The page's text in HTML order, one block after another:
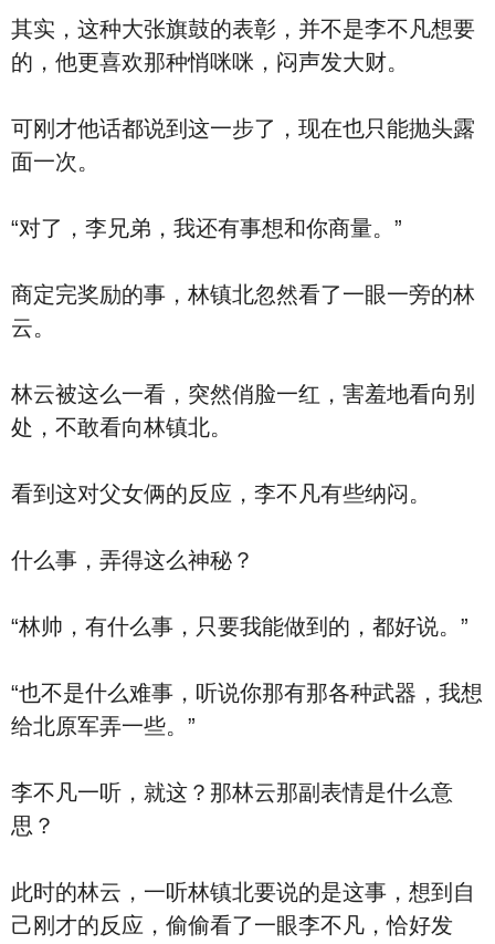
其实，这种大张旗鼓的表彰，并不是李不凡想要
的，他更喜欢那种悄咪咪，闷声发大财。
可刚才他话都说到这一步了，现在也只能抛头露
面一次。
“对了，李兄弟，我还有事想和你商量。”
商定完奖励的事，林镇北忽然看了一眼一旁的林
云。
林云被这么一看，突然俏脸一红，害羞地看向别
处，不敢看向林镇北。
看到这对父女俩的反应，李不凡有些纳闷。
什么事，弄得这么神秘？
“林帅，有什么事，只要我能做到的，都好说。”
“也不是什么难事，听说你那有那各种武器，我想
给北原军弄一些。”
李不凡一听，就这？那林云那副表情是什么意
思？
此时的林云，一听林镇北要说的是这事，想到自
己刚才的反应，偷偷看了一眼李不凡，恰好发